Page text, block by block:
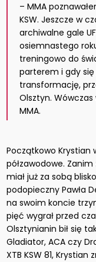
– MMA
KSW. Jeszcze w
archiwalne gale
osiemnastego
treningowo do
parterem i gdy się
transformację,
Olsztyn.
MMA.
Początkowo Krystian
półzawodowe.
miał już za sobą
podopieczny Pawła
na swoim koncie
pięć wygrał przed
Olsztynianin bił się
Gladiator, ACA czy
XTB KSW 81,